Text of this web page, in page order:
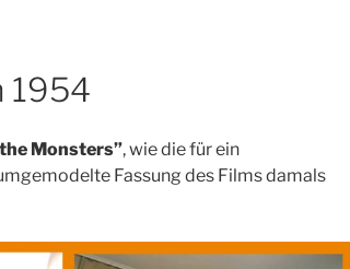
1954
Monsters”, wie die für ein
Fassung des Films damals